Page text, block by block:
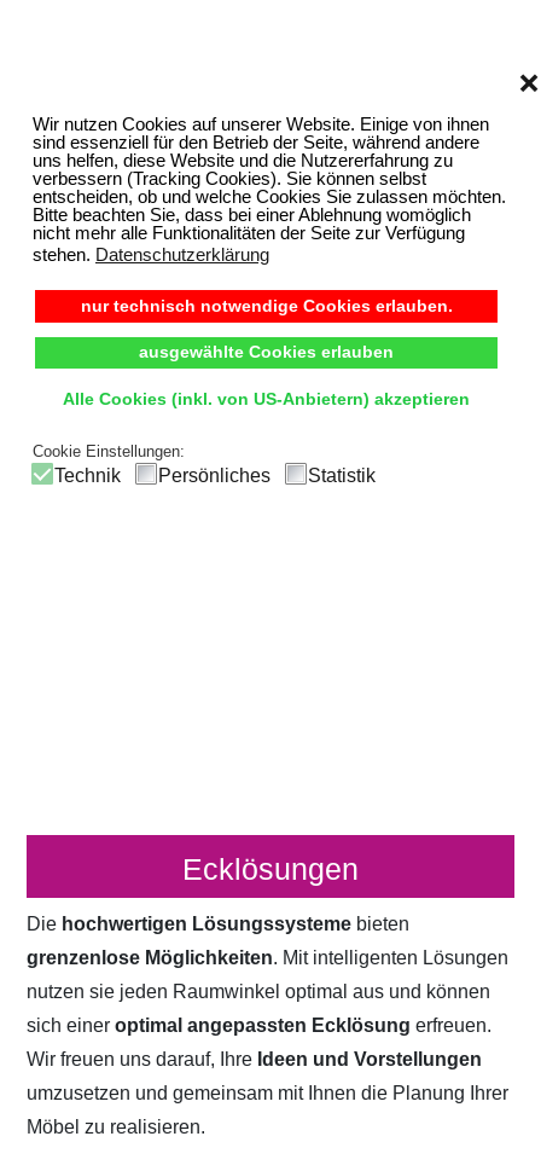
Wir nutzen Cookies auf unserer Website. Einige von ihnen
sind essenziell für den Betrieb der Seite, während andere
uns helfen, diese Website und die Nutzererfahrung zu
verbessern (Tracking Cookies). Sie können selbst
entscheiden, ob und welche Cookies Sie zulassen möchten.
Bitte beachten Sie, dass bei einer Ablehnung womöglich
nicht mehr alle Funktionalitäten der Seite zur Verfügung
stehen. Datenschutzerklärung
nur technisch notwendige Cookies erlauben.
ausgewählte Cookies erlauben
Alle Cookies (inkl. von US-Anbietern) akzeptieren
❌
Cookie Einstellungen:
Technik Persönliches Statistik
Ecklösungen
Die hochwertigen Lösungssysteme bieten
grenzenlose Möglichkeiten. Mit intelligenten Lösungen
nutzen sie jeden Raumwinkel optimal aus und können
sich eineroptimal angepassten Ecklösung erfreuen.
Wir freuen uns darauf, Ihre Ideen und Vorstellungen
umzusetzen und gemeinsam mit Ihnen die Planung Ihrer
Möbel zu realisieren.